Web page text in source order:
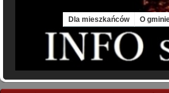
Dla mieszkańców O